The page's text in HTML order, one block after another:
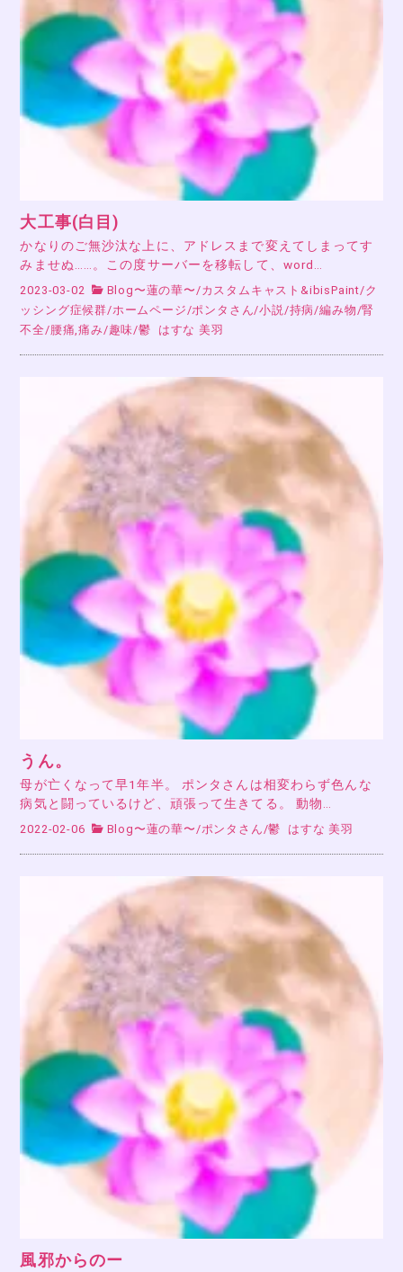
大工事(白目)
かなりのご無沙汰な上に、アドレスまで変えてしまってす
みませぬ……。この度サーバーを移転して、word…
2023-03-02 Blog〜蓮の華〜 /カスタムキャスト&ibisPaint/ク
ッシング症候群/ホームページ /ポンタさん/小説 /持病 /編み物 /腎
不全/腰痛,痛み/趣味/鬱 はすな 美羽
うん。
母が亡くなって早1年半。 ポンタさんは相変わらず色んな
病気と闘っているけど、頑張って生きてる。 動物…
2022-02-06 Blog〜蓮の華〜 /ポンタさん /鬱 はすな 美羽
風邪からのー